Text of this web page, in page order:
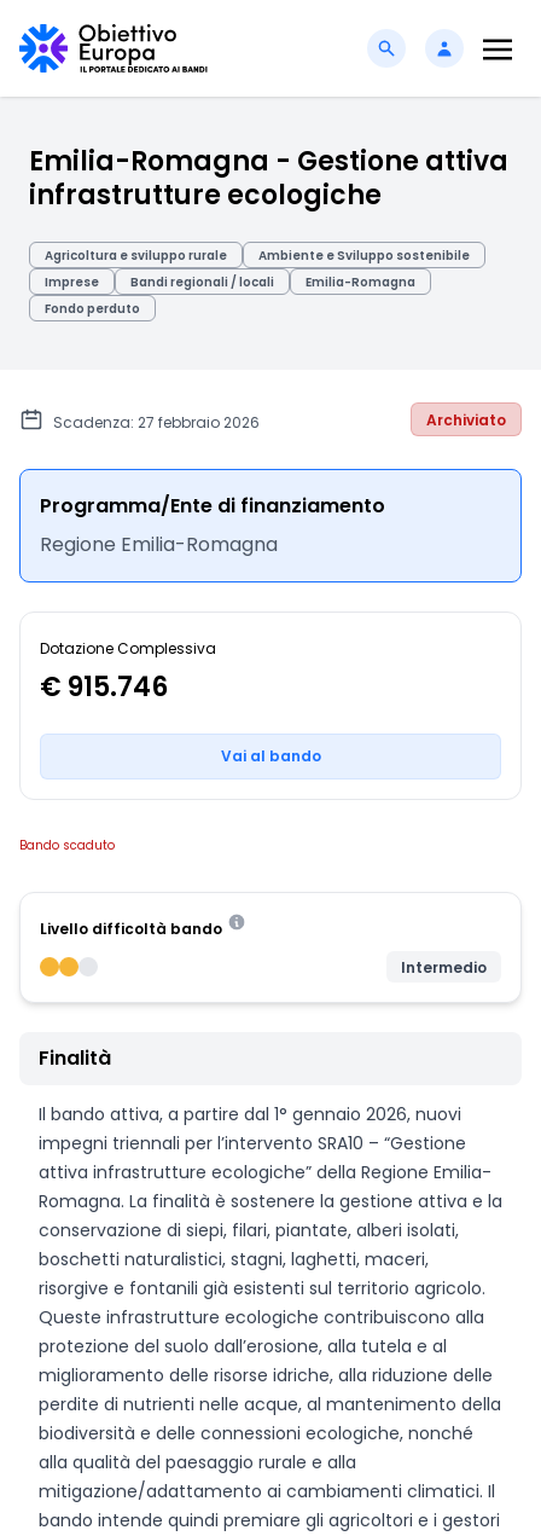
Emilia-Romagna - Gestione attiva
infrastrutture ecologiche
Agricoltura e sviluppo rurale
Ambiente e Sviluppo sostenibile
Imprese
Bandi regionali / locali
Emilia-Romagna
Fondo perduto
Scadenza: 27 febbraio 2026 Archiviato
Programma/Ente di finanziamento
Regione Emilia-Romagna
Dotazione Complessiva
€ 915.746
Vai al bando
Bando scaduto
Livello difficoltà bando
Intermedio
Finalità
Il bando attiva, a partire dal 1° gennaio 2026, nuovi
impegni triennali per l’intervento SRA10 – “Gestione
attiva infrastrutture ecologiche” della Regione Emilia-
Romagna. La finalità è sostenere la gestione attiva e la
conservazione di siepi, filari, piantate, alberi isolati,
boschetti naturalistici, stagni, laghetti, maceri,
risorgive e fontanili già esistenti sul territorio agricolo.
Queste infrastrutture ecologiche contribuiscono alla
protezione del suolo dall’erosione, alla tutela e al
miglioramento delle risorse idriche, alla riduzione delle
perdite di nutrienti nelle acque, al mantenimento della
biodiversità e delle connessioni ecologiche, nonché
alla qualità del paesaggio rurale e alla
mitigazione/adattamento ai cambiamenti climatici. Il
bando intende quindi premiare gli agricoltori e i gestori